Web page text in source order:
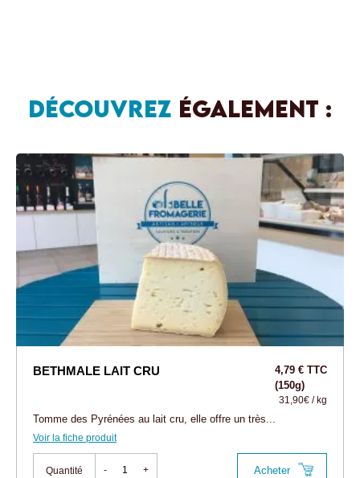
DÉCOUVREZ ÉGALEMENT :
BETHMALE LAIT CRU
4,79 € TTC
(150g)
31,90€ / kg
Tomme des Pyrénées au lait cru, elle offre un très...
Voir la fiche produit
Quantité - + Acheter